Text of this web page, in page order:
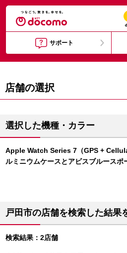
サポート
店舗の選択
選択した機種・カラー
Apple Watch Series 7（GPS +
ルミニウムケースとアビスブルースポ
戸田市の店舗を検索した結果
検索結果：2店舗